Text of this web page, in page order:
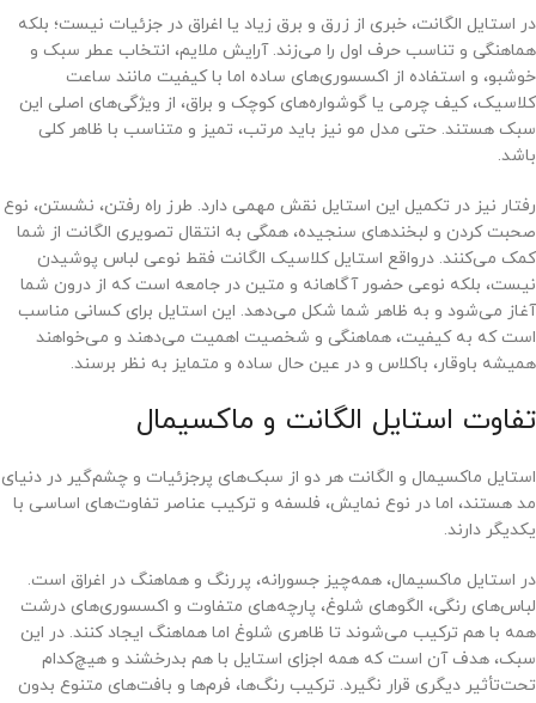
در استایل الگانت، خبری از زرق و برق زیاد یا اغراق در جزئیات نیست؛ بلکه
هماهنگی و تناسب حرف اول را می‌زند. آرایش ملایم، انتخاب عطر سبک و
خوشبو، و استفاده از اکسسوری‌های ساده اما با کیفیت مانند ساعت
کلاسیک، کیف چرمی یا گوشواره‌های کوچک و براق، از ویژگی‌های اصلی این
سبک هستند. حتی مدل مو نیز باید مرتب، تمیز و متناسب با ظاهر کلی
باشد.
رفتار نیز در تکمیل این استایل نقش مهمی دارد. طرز راه رفتن، نشستن، نوع
صحبت کردن و لبخندهای سنجیده، همگی به انتقال تصویری الگانت از شما
کمک می‌کنند. درواقع استایل کلاسیک الگانت فقط نوعی لباس پوشیدن
نیست، بلکه نوعی حضور آگاهانه و متین در جامعه است که از درون شما
آغاز می‌شود و به ظاهر شما شکل می‌دهد. این استایل برای کسانی مناسب
است که به کیفیت، هماهنگی و شخصیت اهمیت می‌دهند و می‌خواهند
همیشه باوقار، باکلاس و در عین حال ساده و متمایز به نظر برسند.
تفاوت استایل الگانت و ماکسیمال
استایل ماکسیمال و الگانت هر دو از سبک‌های پرجزئیات و چشم‌گیر در دنیای
مد هستند، اما در نوع نمایش، فلسفه و ترکیب عناصر تفاوت‌های اساسی با
یکدیگر دارند.
در استایل ماکسیمال، همه‌چیز جسورانه، پررنگ و هماهنگ در اغراق است.
لباس‌های رنگی، الگوهای شلوغ، پارچه‌های متفاوت و اکسسوری‌های درشت
همه با هم ترکیب می‌شوند تا ظاهری شلوغ اما هماهنگ ایجاد کنند. در این
سبک، هدف آن است که همه اجزای استایل با هم بدرخشند و هیچ‌کدام
تحت‌تأثیر دیگری قرار نگیرد. ترکیب رنگ‌ها، فرم‌ها و بافت‌های متنوع بدون